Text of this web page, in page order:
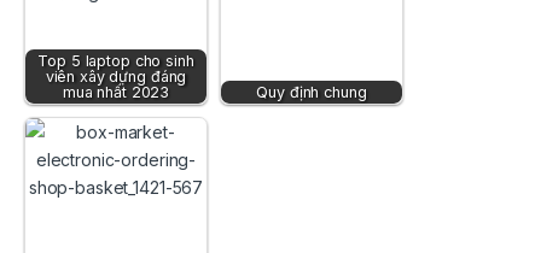
Top 5 laptop cho sinh
viên xây dựng đáng
mua nhất 2023
Quy định chung